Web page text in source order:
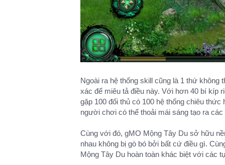
Ngoài ra hệ thống skill cũng là 1 thứ
xác để miêu tả điều này. Với hơn 40 bí kíp
gặp 100 đối thủ có 100 hệ thống chiêu
người chơi có thể thoải mái sáng tạo ra
Cùng với đó, gMO Mộng Tây Du sở hữu
nhau không bị gò bó bởi bất cứ điều gì.
Mộng Tây Du hoàn toàn khác biệt với các